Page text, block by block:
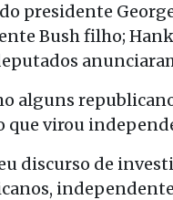
presidente
Bush filho;
alguns
virou
discurso de